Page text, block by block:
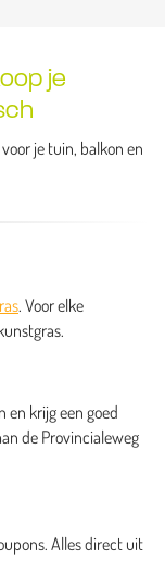
je
je tuin, balkon en
. Voor elke
en krijg een goed
de Provincialeweg
Alles direct uit